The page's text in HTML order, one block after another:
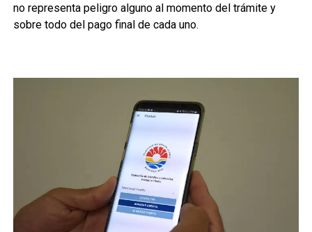
no representa peligro alguno al momento del trámite y
sobre todo del pago final de cada uno.